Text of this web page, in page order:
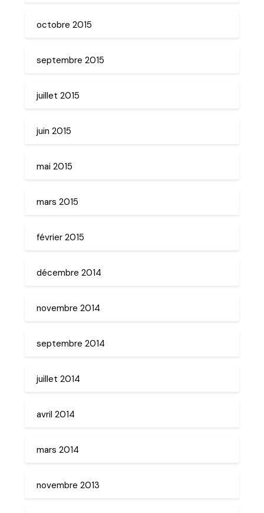
octobre 2015
septembre 2015
juillet 2015
juin 2015
mai 2015
mars 2015
février 2015
décembre 2014
novembre 2014
septembre 2014
juillet 2014
avril 2014
mars 2014
novembre 2013